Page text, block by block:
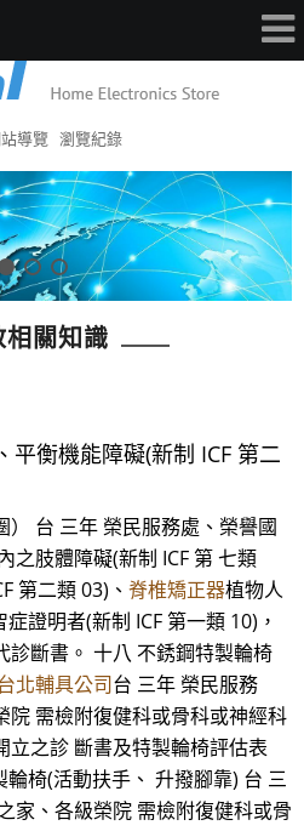
導覽 瀏覽紀錄
相關知識
平衡機能障礙(新制 ICF 第二
台 三年 榮民服務處、榮譽國
之肢體障礙(新制 ICF 第 七類
第二類 03)、 脊椎矯正器植物人
證明者(新制 ICF 第一類 10)，
診斷書。 十八 不銹鋼特製輪椅
北輔具公司台 三年 榮民服務
院 需檢附復健科或骨科或神經科
立之診 斷書及特製輪椅評估表
椅(活動扶手、 升撥腳靠) 台 三
家、各級榮院 需檢附復健科或骨